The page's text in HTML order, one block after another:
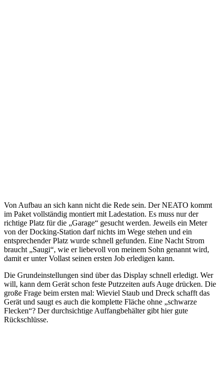
Von Aufbau an sich kann nicht die Rede sein. Der NEATO kommt
im Paket vollständig montiert mit Ladestation. Es muss nur der
richtige Platz für die „Garage“ gesucht werden. Jeweils ein Meter
von der Docking-Station darf nichts im Wege stehen und ein
entsprechender Platz wurde schnell gefunden. Eine Nacht Strom
braucht „Saugi“, wie er liebevoll von meinem Sohn genannt wird,
damit er unter Vollast seinen ersten Job erledigen kann.
Die Grundeinstellungen sind über das Display schnell erledigt. Wer
will, kann dem Gerät schon feste Putzzeiten aufs Auge drücken. Die
große Frage beim ersten mal: Wieviel Staub und Dreck schafft das
Gerät und saugt es auch die komplette Fläche ohne „schwarze
Flecken“? Der durchsichtige Auffangbehälter gibt hier gute
Rückschlüsse.